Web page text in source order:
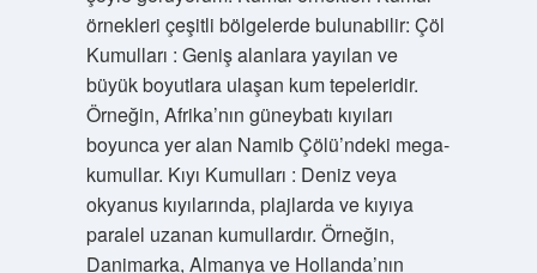
örnekleri çeşitli bölgelerde bulunabilir: Çöl
Kumulları : Geniş alanlara yayılan ve
büyük boyutlara ulaşan kum tepeleridir.
Örneğin, Afrika’nın güneybatı kıyıları
boyunca yer alan Namib Çölü’ndeki mega-
kumullar. Kıyı Kumulları : Deniz veya
okyanus kıyılarında, plajlarda ve kıyıya
paralel uzanan kumullardır. Örneğin,
Danimarka, Almanya ve Hollanda’nın